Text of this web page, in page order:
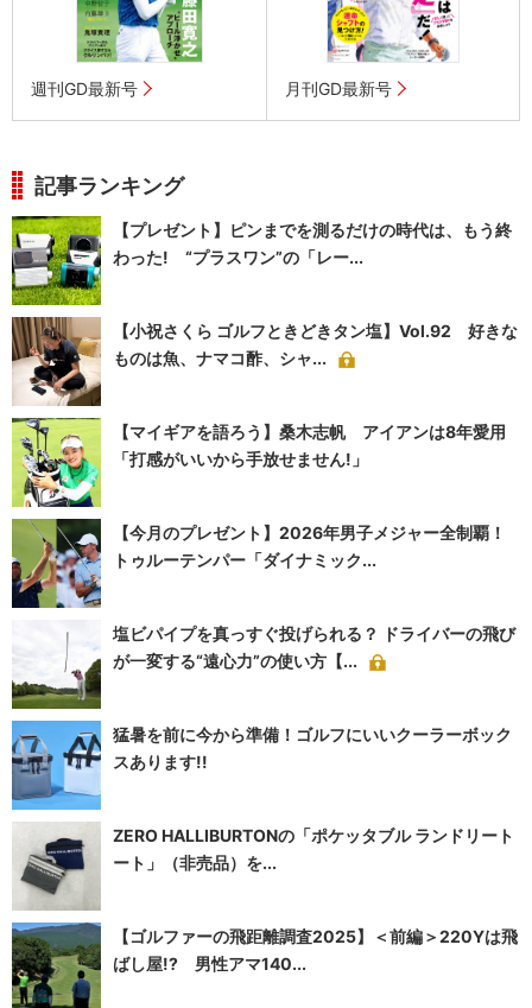
週刊GD最新号 月刊GD最新号
記事ランキング
【プレゼント】ピンまでを測るだけの時代は、もう終
わった! “プラスワン”の「レー...
【小祝さくら ゴルフときどきタン塩】Vol.92 好きな
ものは魚、ナマコ酢、シャ...
【マイギアを語ろう】桑木志帆 アイアンは8年愛用
「打感がいいから手放せません!」
【今月のプレゼント】2026年男子メジャー全制覇！
トゥルーテンパー「ダイナミック...
塩ビパイプを真っすぐ投げられる？ ドライバーの飛び
が一変する“遠心力”の使い方【...
猛暑を前に今から準備！ゴルフにいいクーラーボック
スあります!!
ZERO HALLIBURTONの「ポケッタブル ランドリート
ート」（非売品）を...
【ゴルファーの飛距離調査2025】＜前編＞220Yは飛
ばし屋!? 男性アマ140...